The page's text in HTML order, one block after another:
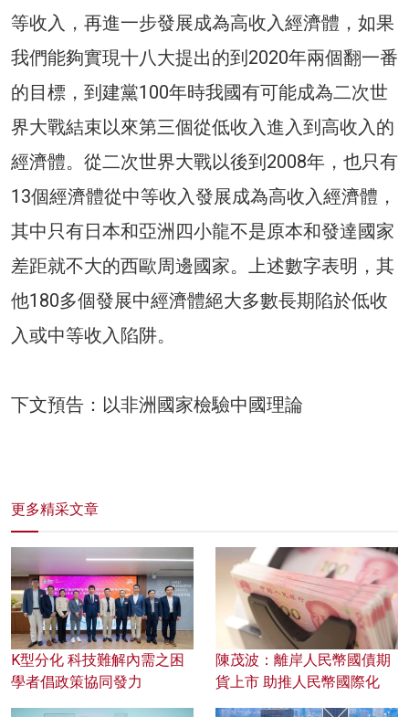
等收入，再進一步發展成為高收入經濟體，如果
我們能夠實現十八大提出的到2020年兩個翻一番
的目標，到建黨100年時我國有可能成為二次世
界大戰結束以來第三個從低收入進入到高收入的
經濟體。從二次世界大戰以後到2008年，也只有
13個經濟體從中等收入發展成為高收入經濟體，
其中只有日本和亞洲四小龍不是原本和發達國家
差距就不大的西歐周邊國家。上述數字表明，其
他180多個發展中經濟體絕大多數長期陷於低收
入或中等收入陷阱。
下文預告：以非洲國家檢驗中國理論
更多精采文章
K型分化 科技難解內需之困
學者倡政策協同發力
陳茂波：離岸人民幣國債期
貨上市 助推人民幣國際化